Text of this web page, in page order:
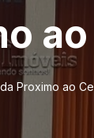
Proximo ao